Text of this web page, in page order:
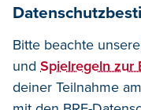
Bitte beachte unsere
und Spielregeln zur
deiner Teilnahme